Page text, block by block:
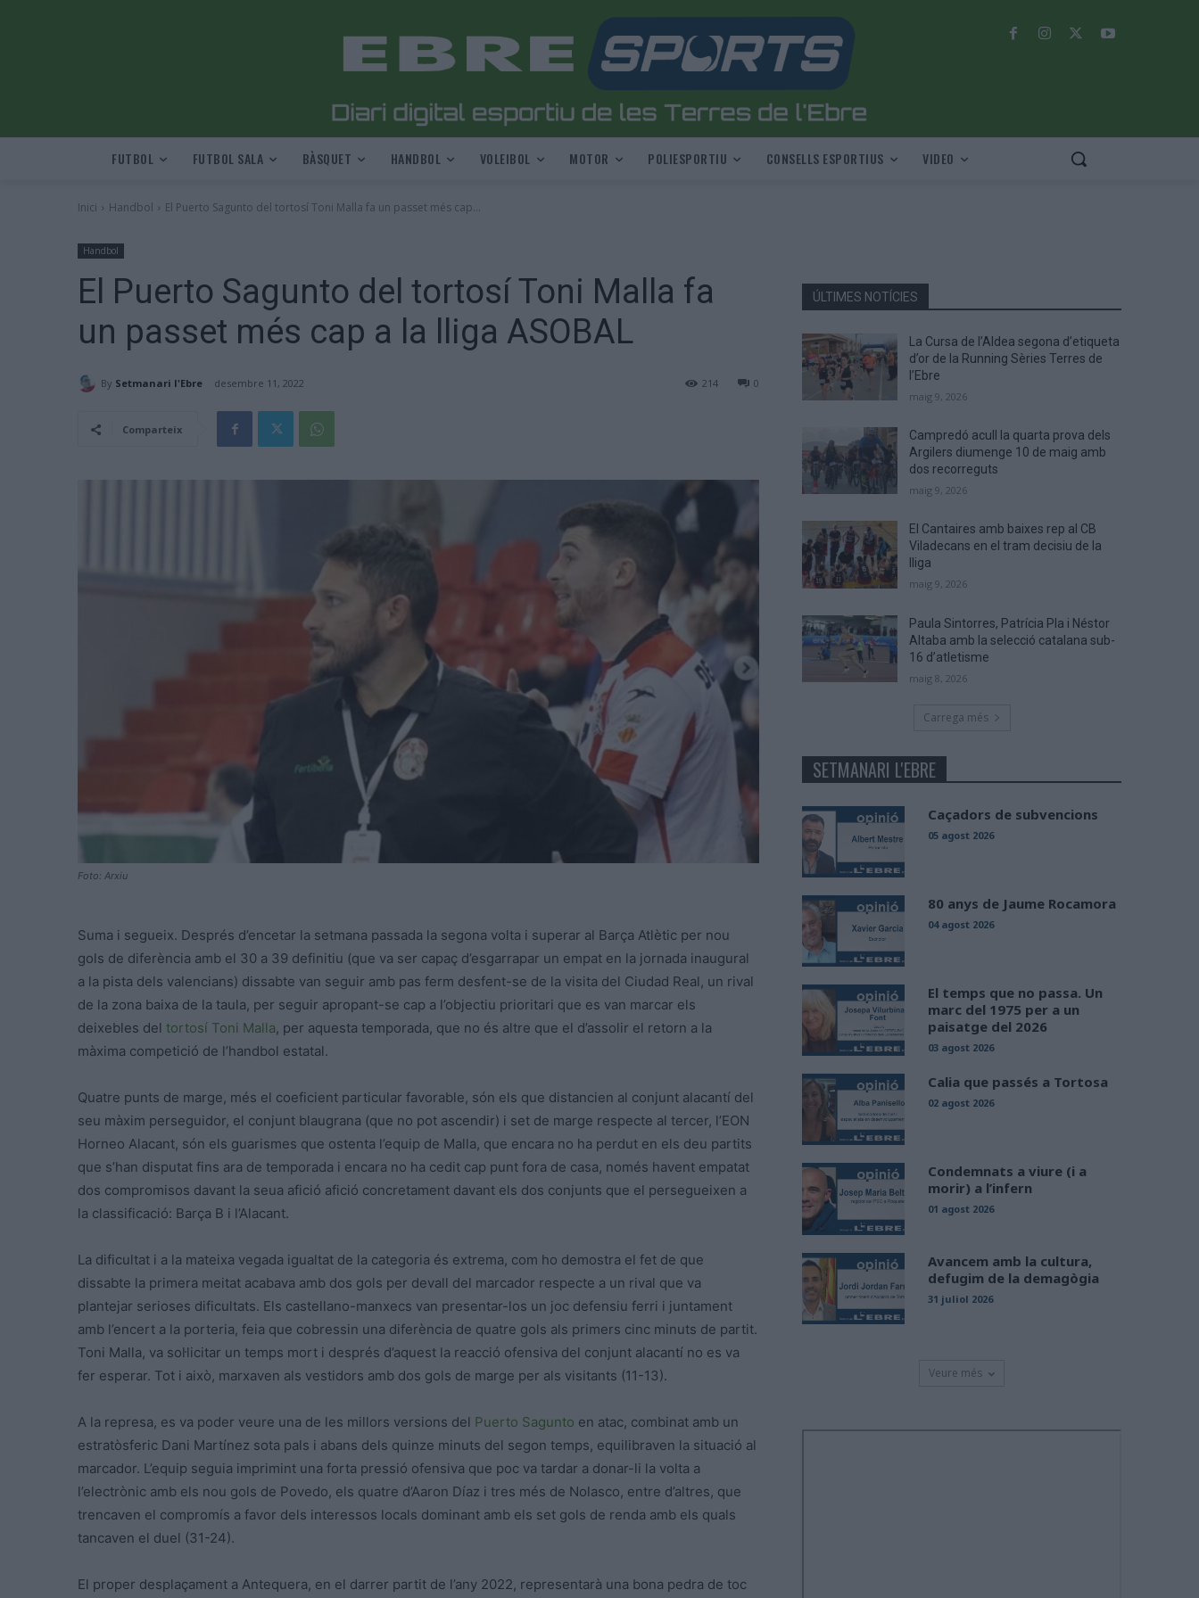
FUTBOL FUTBOL SALA BÀSQUET HANDBOL VOLEIBOL MOTOR POLIESPORTIU CONSELLS ESPORTIUS VIDEO
Inici Handbol El Puerto Sagunto del tortosí Toni Malla fa un passet més cap...
Handbol
El Puerto Sagunto del tortosí Toni Malla fa
un passet més cap a la lliga ASOBAL
By Setmanari l'Ebre desembre 11, 2022 0
214
Comparteix
Foto: Arxiu
Suma i segueix. Després d’encetar la setmana passada la segona volta i superar al Barça Atlètic per nou
gols de diferència amb el 30 a 39 definitiu (que va ser capaç d’esgarrapar un empat en la jornada inaugural
a la pista dels valencians) dissabte van seguir amb pas ferm desfent-se de la visita del Ciudad Real, un rival
de la zona baixa de la taula, per seguir apropant-se cap a l’objectiu prioritari que es van marcar els
deixebles del tortosí Toni Malla, per aquesta temporada, que no és altre que el d’assolir el retorn a la
màxima competició de l’handbol estatal.
Quatre punts de marge, més el coeficient particular favorable, són els que distancien al conjunt alacantí del
seu màxim perseguidor, el conjunt blaugrana (que no pot ascendir) i set de marge respecte al tercer, l’EON
Horneo Alacant, són els guarismes que ostenta l’equip de Malla, que encara no ha perdut en els deu partits
que s’han disputat fins ara de temporada i encara no ha cedit cap punt fora de casa, només havent empatat
dos compromisos davant la seua afició afició concretament davant els dos conjunts que el persegueixen a
la classificació: Barça B i l’Alacant.
La dificultat i a la mateixa vegada igualtat de la categoria és extrema, com ho demostra el fet de que
dissabte la primera meitat acabava amb dos gols per devall del marcador respecte a un rival que va
plantejar serioses dificultats. Els castellano-manxecs van presentar-los un joc defensiu ferri i juntament
amb l’encert a la porteria, feia que cobressin una diferència de quatre gols als primers cinc minuts de partit.
Toni Malla, va sol·licitar un temps mort i després d’aquest la reacció ofensiva del conjunt alacantí no es va
fer esperar. Tot i això, marxaven als vestidors amb dos gols de marge per als visitants (11-13).
A la represa, es va poder veure una de les millors versions del Puerto Sagunto en atac, combinat amb un
estratòsferic Dani Martínez sota pals i abans dels quinze minuts del segon temps, equilibraven la situació al
marcador. L’equip seguia imprimint una forta pressió ofensiva que poc va tardar a donar-li la volta a
l’electrònic amb els nou gols de Povedo, els quatre d’Aaron Díaz i tres més de Nolasco, entre d’altres, que
trencaven el compromís a favor dels interessos locals dominant amb els set gols de renda amb els quals
tancaven el duel (31-24).
El proper desplaçament a Antequera, en el darrer partit de l’any 2022, representarà una bona pedra de toc
ÚLTIMES NOTÍCIES
La Cursa de l’Aldea segona d’etiqueta
d’or de la Running Sèries Terres de
l’Ebre
maig 9, 2026
Campredó acull la quarta prova dels
Argilers diumenge 10 de maig amb
dos recorreguts
maig 9, 2026
El Cantaires amb baixes rep al CB
Viladecans en el tram decisiu de la
lliga
maig 9, 2026
Paula Sintorres, Patrícia Pla i Néstor
Altaba amb la selecció catalana sub-
16 d’atletisme
maig 8, 2026
Carrega més
SETMANARI L'EBRE
Caçadors de subvencions
05 agost 2026
80 anys de Jaume Rocamora
04 agost 2026
El temps que no passa. Un
marc del 1975 per a un
paisatge del 2026
03 agost 2026
Calia que passés a Tortosa
02 agost 2026
Condemnats a viure (i a
morir) a l’infern
01 agost 2026
Avancem amb la cultura,
defugim de la demagògia
31 juliol 2026
Veure més